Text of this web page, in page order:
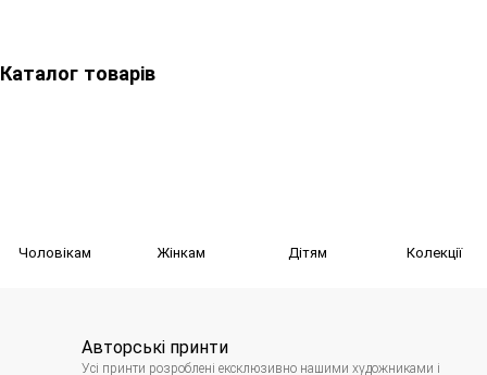
Каталог товарів
Чоловікам Жінкам Дітям Колекції
Авторські принти
Усі принти розроблені ексклюзивно нашими художниками і